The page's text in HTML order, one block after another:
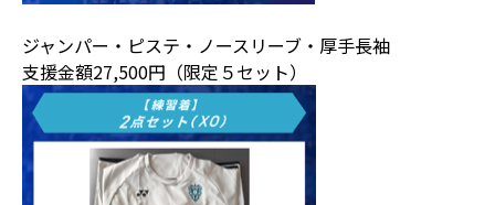
ジャンパー・ピステ・ノースリーブ・厚手長袖
支援金額27,500円（限定５セット）